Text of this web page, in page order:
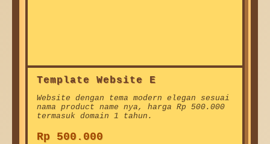
Template Website E
Website dengan tema modern elegan sesuai
nama product name nya, harga Rp 500.000
termasuk domain 1 tahun.
Rp 500.000